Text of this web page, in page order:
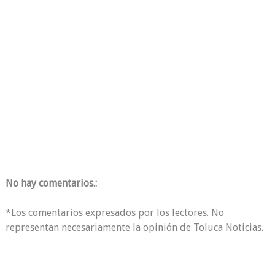
No hay comentarios.:
*Los comentarios expresados por los lectores. No
representan necesariamente la opinión de Toluca Noticias.